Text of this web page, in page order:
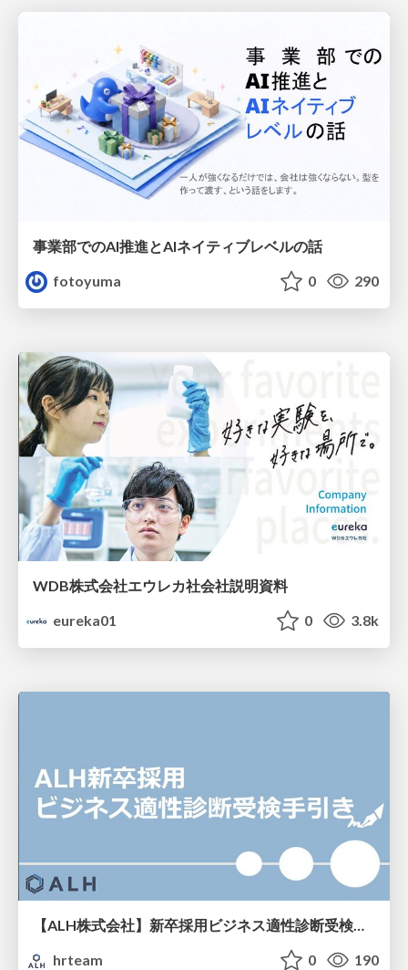
事業部でのAI推進とAIネイティブレベルの話
fotoyuma
0 290
WDB株式会社エウレカ社会社説明資料
eureka01
0 3.8k
【ALH株式会社】新卒採用ビジネス適性診断受検手引き
hrteam
0 190